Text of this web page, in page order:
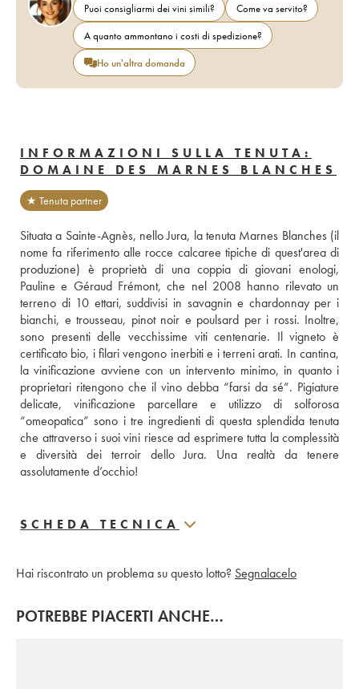
Puoi consigliarmi dei vini simili?
Come va servito?
A quanto ammontano i costi di spedizione?
Ho un'altra domanda
INFORMAZIONI SULLA TENUTA:
DOMAINE DES MARNES BLANCHES
★ Tenuta partner
Situata a Sainte-Agnès, nello Jura, la tenuta Marnes Blanches (il
nome fa riferimento alle rocce calcaree tipiche di quest'area di
produzione) è proprietà di una coppia di giovani enologi,
Pauline e Géraud Frémont, che nel 2008 hanno rilevato un
terreno di 10 ettari, suddivisi in savagnin e chardonnay per i
bianchi, e trousseau, pinot noir e poulsard per i rossi. Inoltre,
sono presenti delle vecchissime viti centenarie. Il vigneto è
certificato bio, i filari vengono inerbiti e i terreni arati. In cantina,
la vinificazione avviene con un intervento minimo, in quanto i
proprietari ritengono che il vino debba “farsi da sé”. Pigiature
delicate, vinificazione parcellare e utilizzo di solforosa
“omeopatica” sono i tre ingredienti di questa splendida tenuta
che attraverso i suoi vini riesce ad esprimere tutta la complessità
e diversità dei terroir dello Jura. Una realtà da tenere
assolutamente d’occhio!
SCHEDA TECNICA
Hai riscontrato un problema su questo lotto? Segnalacelo
POTREBBE PIACERTI ANCHE…